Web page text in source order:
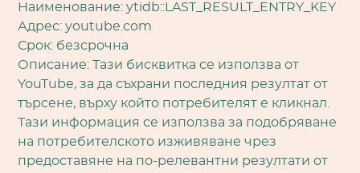
Наименование: ytidb::LAST_RESULT_ENTRY_KEY
Адрес: youtube.com
Срок: безсрочна
Описание: Тази бисквитка се използва от
YouTube, за да съхрани последния резултат от
търсене, върху който потребителят е кликнал.
Тази информация се използва за подобряване
на потребителското изживяване чрез
предоставяне на по-релевантни резултати от